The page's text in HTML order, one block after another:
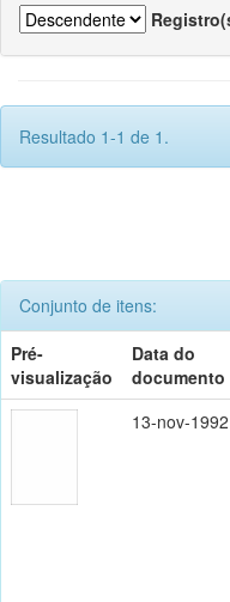
Resultado 1-1 de 1.
Conjunto de itens:
Pré-
visualização
Data do
documento
13-nov-1992